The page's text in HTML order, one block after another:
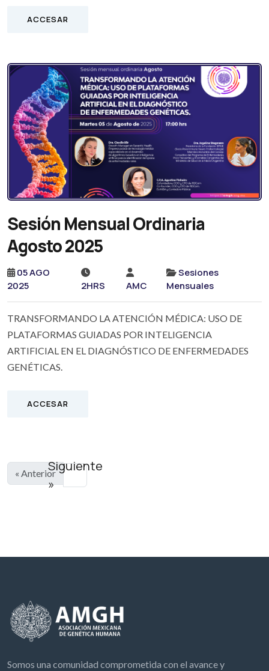
ACCESAR
Sesión Mensual Ordinaria
Agosto 2025
05 AGO
2025
2HRS AMC
Sesiones
Mensuales
TRANSFORMANDO LA ATENCIÓN MÉDICA: USO DE
PLATAFORMAS GUIADAS POR INTELIGENCIA
ARTIFICIAL EN EL DIAGNÓSTICO DE ENFERMEDADES
GENÉTICAS.
ACCESAR
« AnteriorSiguiente
»
Somos una comunidad comprometida con el avance y